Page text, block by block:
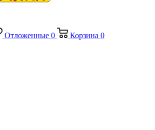
Отложенные 0 Корзина 0